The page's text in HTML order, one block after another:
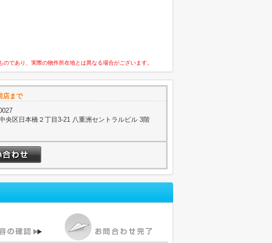
であり、実際の物件所在地とは異なる場合がございます。
店まで
央区日本橋２丁目3-21 八重洲セントラルビル 3階